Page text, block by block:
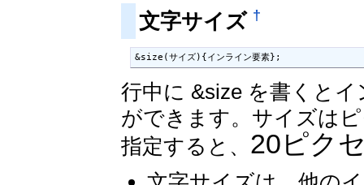
文字サイズ †
&size(サイズ){インライン要素};
行中に &size を書くと
ができます。サイズは
指定すると、 20ピク